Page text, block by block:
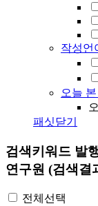
작성언
오늘
패싯닫기
검색키워드 발
연구원 (검색결
전체선택